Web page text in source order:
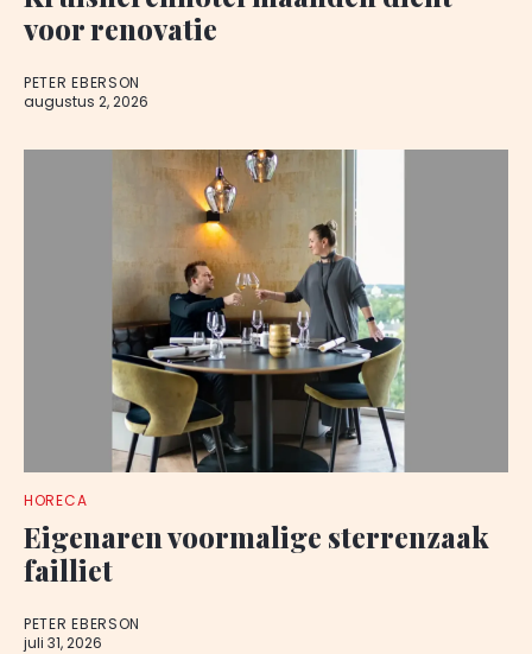
voor renovatie
PETER EBERSON
augustus 2, 2026
HORECA
Eigenaren voormalige sterrenzaak
failliet
PETER EBERSON
juli 31, 2026